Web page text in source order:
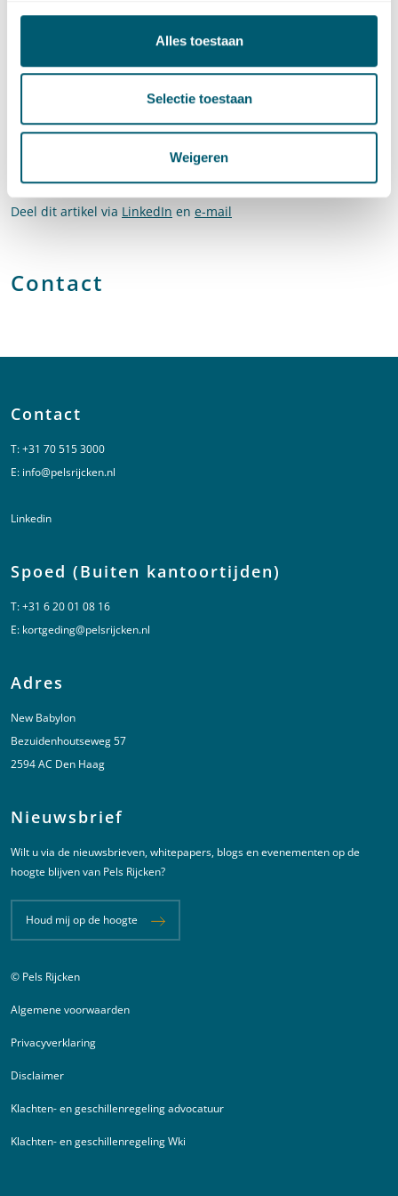
Alles toestaan
Selectie toestaan
Weigeren
Kortom, wees vooral creatief en niet bang voor juridische
functieverandering, gewoon doen!
Grond/Weg/Waterbouw.
Deel dit artikel via LinkedIn en e-mail
Contact
Contact
T:+31 70 515 3000
E: info@pelsrijcken.nl
Linkedin
Spoed (Buiten kantoortijden)
T:+31 6 20 01 08 16
E: kortgeding@pelsrijcken.nl
Adres
New Babylon
Bezuidenhoutseweg 57
2594 AC Den Haag
Nieuwsbrief
Wilt u via de nieuwsbrieven, whitepapers, blogs en evenementen op de
hoogte blijven van Pels Rijcken?
Houd mij op de hoogte
Juridische informatie
© Pels Rijcken
Algemene voorwaarden
Privacyverklaring
Disclaimer
Klachten- en geschillenregeling advocatuur
Klachten- en geschillenregeling Wki